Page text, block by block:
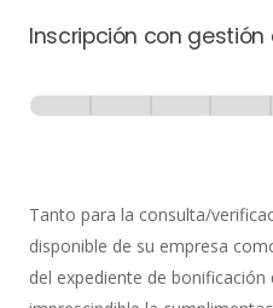
Inscripción con
-
de
Bonificación
Tanto para la consulta/
disponible de su empresa
del expediente de